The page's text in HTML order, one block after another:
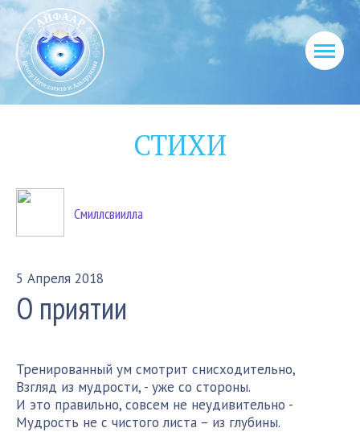
СТИХИ
Смиллсвиилла
5 Апреля 2018
О приятии
Тренированный ум смотрит снисходительно,
Взгляд из мудрости, - уже со стороны.
И это правильно, совсем не неудивительно -
Мудрость не с чистого листа – из глубины.